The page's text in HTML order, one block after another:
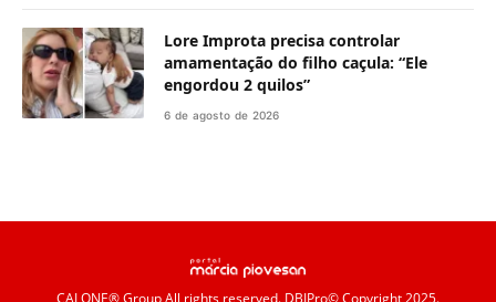
Lore Improta precisa controlar
amamentação do filho caçula: “Ele
engordou 2 quilos”
6 de agosto de 2026